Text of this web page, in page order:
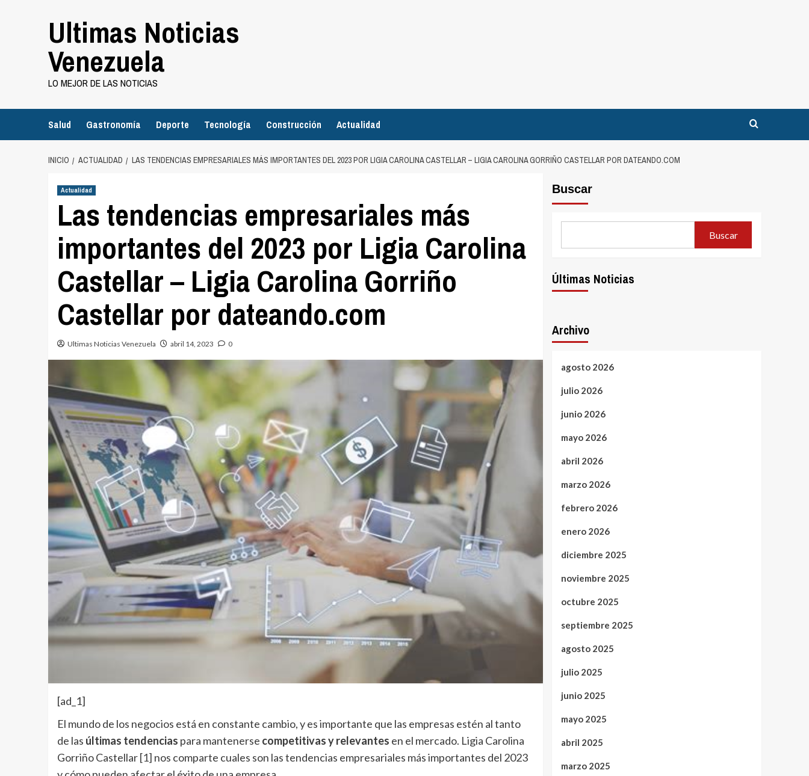
Ultimas Noticias
Venezuela
LO MEJOR DE LAS NOTICIAS
Salud Gastronomía Deporte Tecnología Construcción Actualidad
INICIO ACTUALIDAD LAS TENDENCIAS EMPRESARIALES MÁS IMPORTANTES DEL 2023 POR LIGIA CAROLINA CASTELLAR – LIGIA CAROLINA GORRIÑO CASTELLAR POR DATEANDO.COM
Actualidad
Las tendencias empresariales más
importantes del 2023 por Ligia Carolina
Castellar – Ligia Carolina Gorriño
Castellar por dateando.com
Ultimas Noticias Venezuela abril 14, 2023 0
[ad_1]
El mundo de los negocios está en constante cambio, y es importante que las empresas estén al tanto
de las últimas tendencias para mantenerse competitivas y relevantes en el mercado. Ligia Carolina
Gorriño Castellar[1] nos comparte cuales son las tendencias empresariales más importantes del 2023
Buscar
Buscar
Últimas Noticias
Archivo
agosto 2026
julio 2026
junio 2026
mayo 2026
abril 2026
marzo 2026
febrero 2026
enero 2026
diciembre 2025
noviembre 2025
octubre 2025
septiembre 2025
agosto 2025
julio 2025
junio 2025
mayo 2025
abril 2025
marzo 2025